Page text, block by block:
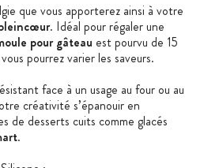
que vous apporterez ainsi à votre
. Idéal pour régaler une
pour gâteau est pourvu de 15
pourrez varier les saveurs.
face à un usage au four ou au
créativité s’épanouir en
de desserts cuits comme glacés
.